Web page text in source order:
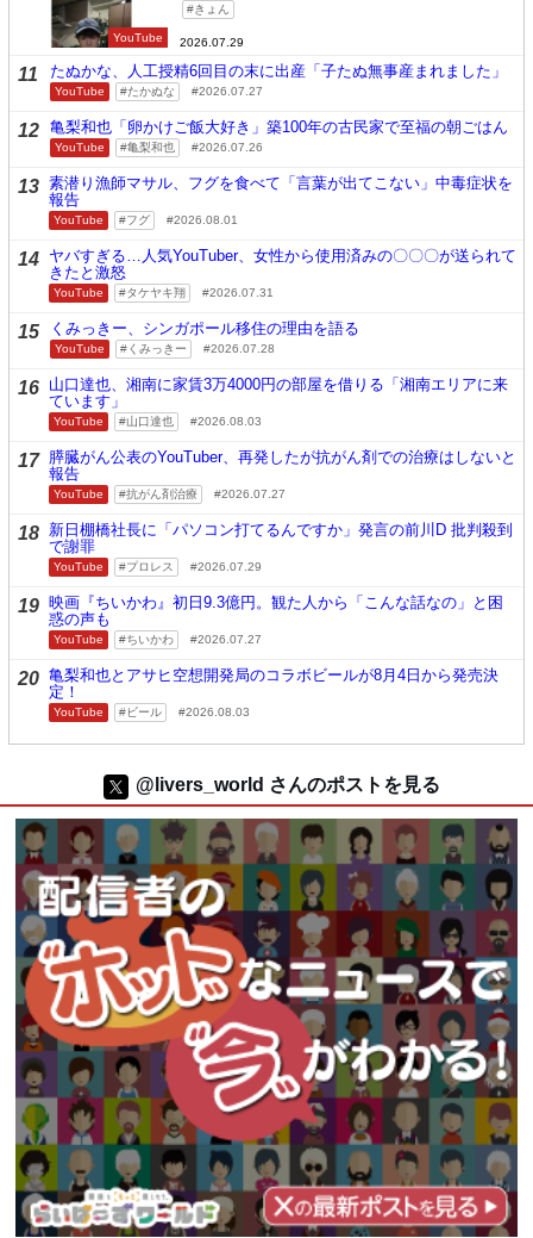
YouTube
きょん
2026.07.29
11 たぬかな、人工授精6回目の末に出産「子たぬ無事産まれました」
YouTube たかぬな 2026.07.27
12 亀梨和也「卵かけご飯大好き」築100年の古民家で至福の朝ごはん
YouTube 亀梨和也 2026.07.26
13 素潜り漁師マサル、フグを食べて「言葉が出てこない」中毒症状を
報告
YouTube フグ 2026.08.01
14 ヤバすぎる…人気YouTuber、女性から使用済みの〇〇〇が送られて
きたと激怒
YouTube タケヤキ翔 2026.07.31
15 くみっきー、シンガポール移住の理由を語る
YouTube くみっきー 2026.07.28
16 山口達也、湘南に家賃3万4000円の部屋を借りる「湘南エリアに来
ています」
YouTube 山口達也 2026.08.03
17 膵臓がん公表のYouTuber、再発したが抗がん剤での治療はしないと
報告
YouTube 抗がん剤治療 2026.07.27
18 新日棚橋社長に「パソコン打てるんですか」発言の前川D 批判殺到
で謝罪
YouTube プロレス 2026.07.29
19 映画『ちいかわ』初日9.3億円。観た人から「こんな話なの」と困
惑の声も
YouTube ちいかわ 2026.07.27
20 亀梨和也とアサヒ空想開発局のコラボビールが8月4日から発売決
定！
YouTube ビール 2026.08.03
@livers_world さんのポストを見る